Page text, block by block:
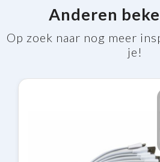
Anderen
Op zoek naar nog meer
je!